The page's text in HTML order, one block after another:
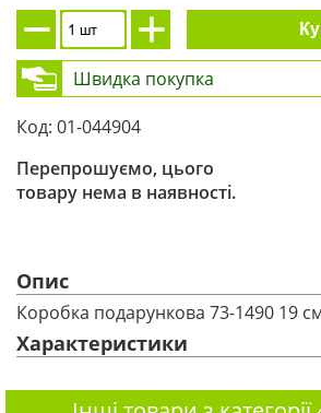
Швидка покупка
Код: 01-044904
Перепрошуємо, цього
товару нема в наявності.
Опис
Коробка подарункова 73-1490 19
Характеристики